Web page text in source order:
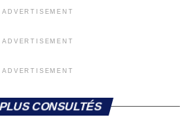
ADVERTISEMENT
ADVERTISEMENT
ADVERTISEMENT
CONSULTÉS